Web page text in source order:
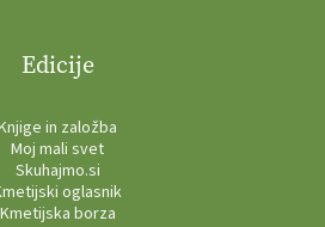
Edicije
in založba
Moj mali svet
Skuhajmo.si
oglasnik
Kmetijska borza